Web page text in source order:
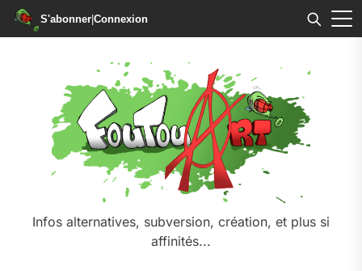
S'abonner|Connexion
Infos alternatives, subversion, création, et plus si
affinités...